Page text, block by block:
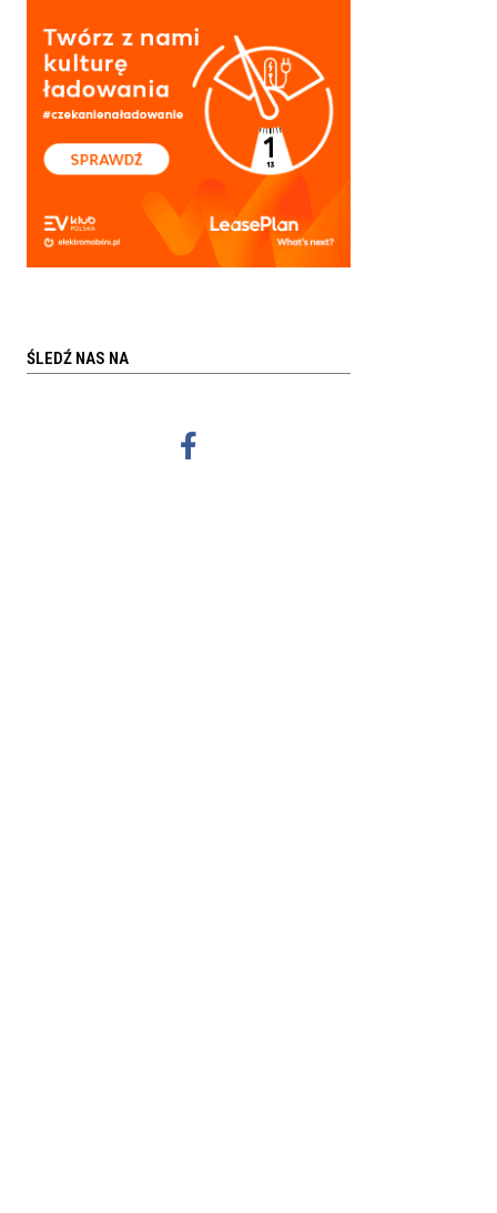
ŚLEDŹ NAS NA